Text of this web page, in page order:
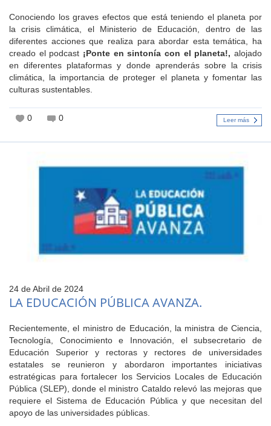
Conociendo los graves efectos que está teniendo el planeta por
la crisis climática, el Ministerio de Educación, dentro de las
diferentes acciones que realiza para abordar esta temática, ha
creado el podcast ¡Ponte en sintonía con el planeta!, alojado
en diferentes plataformas y donde aprenderás sobre la crisis
climática, la importancia de proteger el planeta y fomentar las
culturas sustentables.
0 0 Leer más
24 de Abril de 2024
LA EDUCACIÓN PÚBLICA AVANZA.
Recientemente, el ministro de Educación, la ministra de Ciencia,
Tecnología, Conocimiento e Innovación, el subsecretario de
Educación Superior y rectoras y rectores de universidades
estatales se reunieron y abordaron importantes iniciativas
estratégicas para fortalecer los Servicios Locales de Educación
Pública (SLEP), donde el ministro Cataldo relevó las mejoras que
requiere el Sistema de Educación Pública y que necesitan del
apoyo de las universidades públicas.